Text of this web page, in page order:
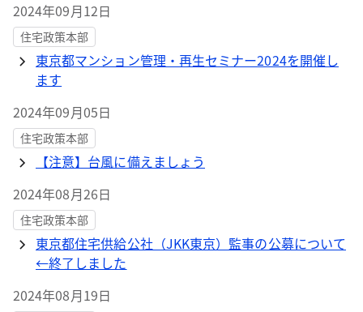
2024年09月12日
住宅政策本部
東京都マンション管理・再生セミナー2024を開催し
ます
2024年09月05日
住宅政策本部
【注意】台風に備えましょう
2024年08月26日
住宅政策本部
東京都住宅供給公社（JKK東京）監事の公募について
←終了しました
2024年08月19日